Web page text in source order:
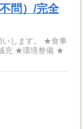
問）/完全
いします。 ★食事
充 ★環境整備 ★